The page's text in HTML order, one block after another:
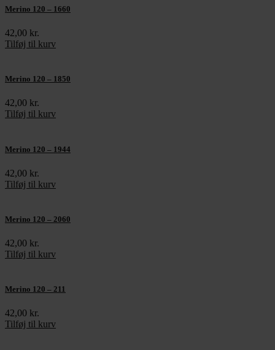
Merino 120 – 1660
42,00 kr.
Tilføj til kurv
Merino 120 – 1850
42,00 kr.
Tilføj til kurv
Merino 120 – 1944
42,00 kr.
Tilføj til kurv
Merino 120 – 2060
42,00 kr.
Tilføj til kurv
Merino 120 – 211
42,00 kr.
Tilføj til kurv